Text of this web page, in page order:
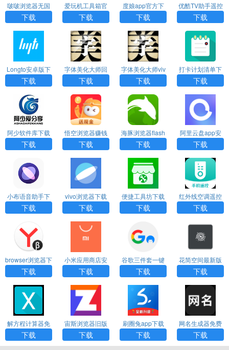
啵啵浏览器无国
界全球通最新版
下载
爱玩机工具箱官
网版下载
下载
度娘app官方下
载
下载
优酷TV助手遥控
器下载
下载
Longto安卓版下
载
下载
字体美化大师回
归版免费下载安
卓
下载
字体美化大师viv
o版下载不卡顿
下载
打卡计划清单下
载安装手机版
下载
阿少软件库下载
下载
悟空浏览器赚钱
版
下载
海豚浏览器flash
版
下载
阿里云盘app安
卓版官网
下载
小布语音助手下
载安装免费版
下载
vivo浏览器下载
安装2026最新版
下载
便捷工具坊下载
官网版
下载
红外线空调遥控
器下载
下载
browser浏览器下
载
下载
小米应用商店安
装下载官网手机
版
下载
谷歌三件套一键
安装安卓版
下载
花简空间最新版
下载
下载
解方程计算器免
费版下载
下载
宙斯浏览器旧版
本下载官网
下载
刷圈兔app下载
下载
网名生成器免费
版
下载